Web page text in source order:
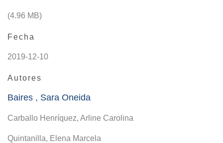
(4.96 MB)
Fecha
2019-12-10
Autores
Baires , Sara Oneida
Carballo Henríquez, Arline Carolina
Quintanilla, Elena Marcela